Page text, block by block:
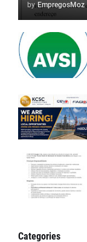
by EmpregosMoz
Categories